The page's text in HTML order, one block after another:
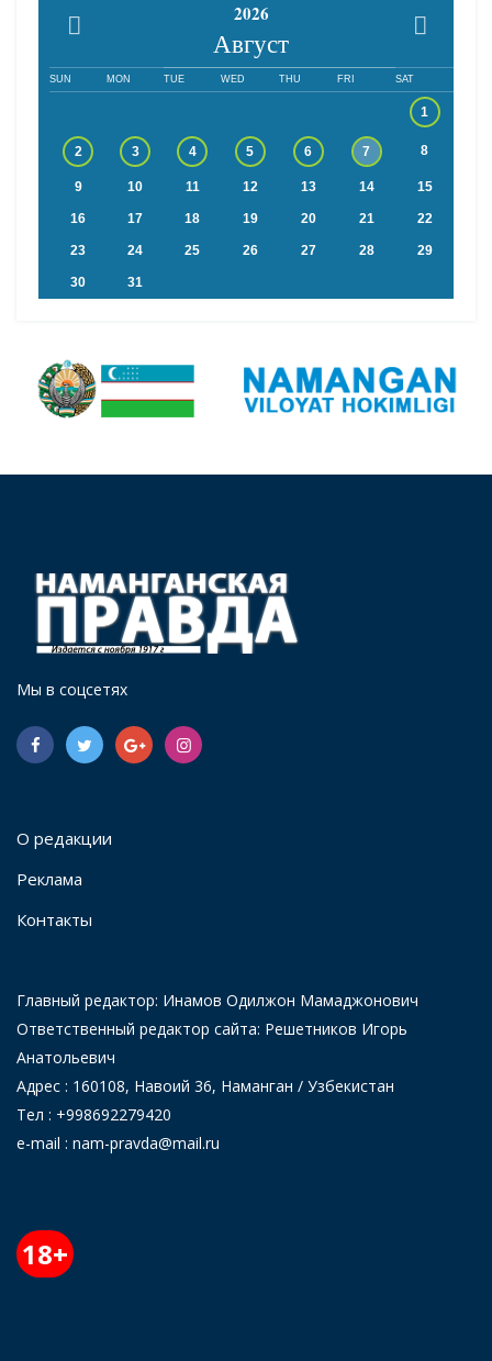
2026
Август
SUN MON TUE WED THU FRI SAT
1
2 3 4 5 6 7 8
9 10 11 12 13 14 15
16 17 18 19 20 21 22
23 24 25 26 27 28 29
30 31
Мы в соцсетях
О редакции
Реклама
Контакты
Главный редактор: Инамов Одилжон Мамаджонович
Ответственный редактор сайта: Решетников Игорь
Анатольевич
Адрес : 160108, Навоий 36, Наманган / Узбекистан
Тел : +998692279420
e-mail : nam-pravda@mail.ru
18+